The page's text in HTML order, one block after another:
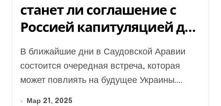
станет ли соглашение с
Россией капитуляцией для
Украины
В ближайшие дни в Саудовской Аравии
состоится очередная встреча, которая
может повлиять на будущее Украины....
Мар 21, 2025